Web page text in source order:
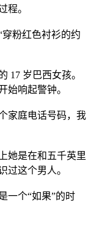
程。
粉红色衬衫的约
17 岁巴西女孩。
始响起警钟。
家庭电话号码，我
她是在和五千英里
过这个男人。
一个“如果”的时